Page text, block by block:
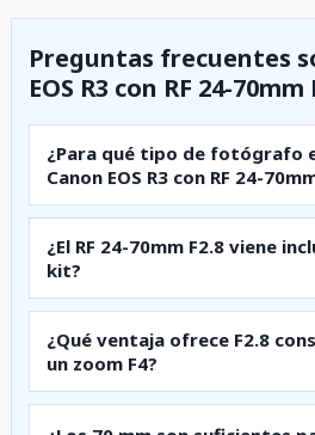
Preguntas frecuentes
EOS R3 con RF 24-70mm
¿Para qué tipo de fotógrafo
Canon EOS R3 con RF 24-
¿El RF 24-70mm F2.8 viene
kit?
¿Qué ventaja ofrece F2.8
un zoom F4?